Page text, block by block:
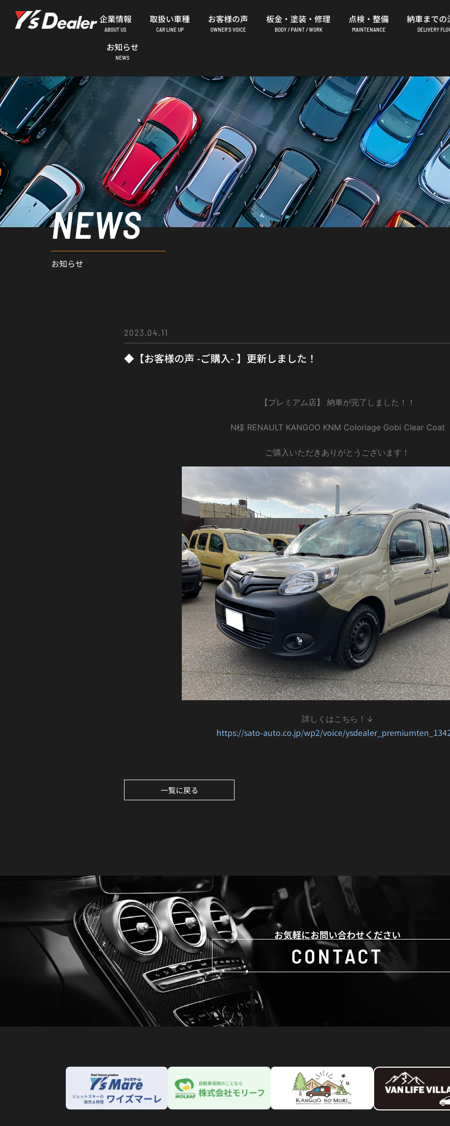
ッ
プ
企業情報
ABOUT US
取扱い車種
CAR LINE UP
お客様の声
OWNER’S VOICE
板金・塗装・修理
BODY / PAINT / WORK
点検・整備
MAINTENANCE
納車までの
DELIVERY
お知らせ
NEWS
NEWS
お知らせ
2023.04.11
◆【お客様の声 -ご購入- 】更新しました！
【プレミアム店】 納車が完了しました！！
N様 RENAULT KANGOO KNM Coloriage Gobi Clear Coat
ご購入いただきありがとうございます！
詳しくはこちら！↓
https://sato-auto.co.jp/wp2/voice/
一覧に戻る
お気軽にお問い合わせください
CONTACT